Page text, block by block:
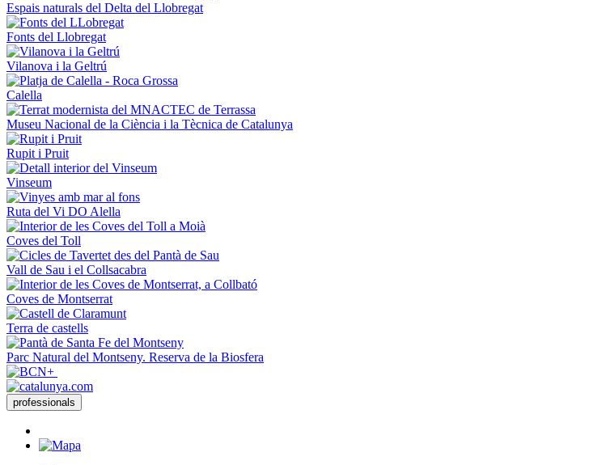
Espais naturals del Delta del Llobregat
Fonts del Llobregat
Vilanova i la Geltrú
Calella
Museu Nacional de la Ciència i la Tècnica de Catalunya
Rupit i Pruit
Vinseum
Ruta del Vi DO Alella
Coves del Toll
Vall de Sau i el Collsacabra
Coves de Montserrat
Terra de castells
Parc Natural del Montseny. Reserva de la Biosfera
professionals